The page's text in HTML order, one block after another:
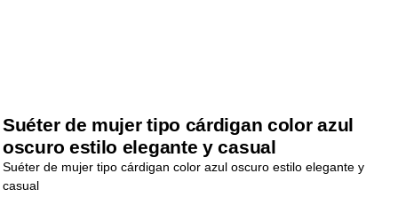
Suéter de mujer tipo cárdigan color azul
oscuro estilo elegante y casual
Suéter de mujer tipo cárdigan color azul oscuro estilo elegante y
casual